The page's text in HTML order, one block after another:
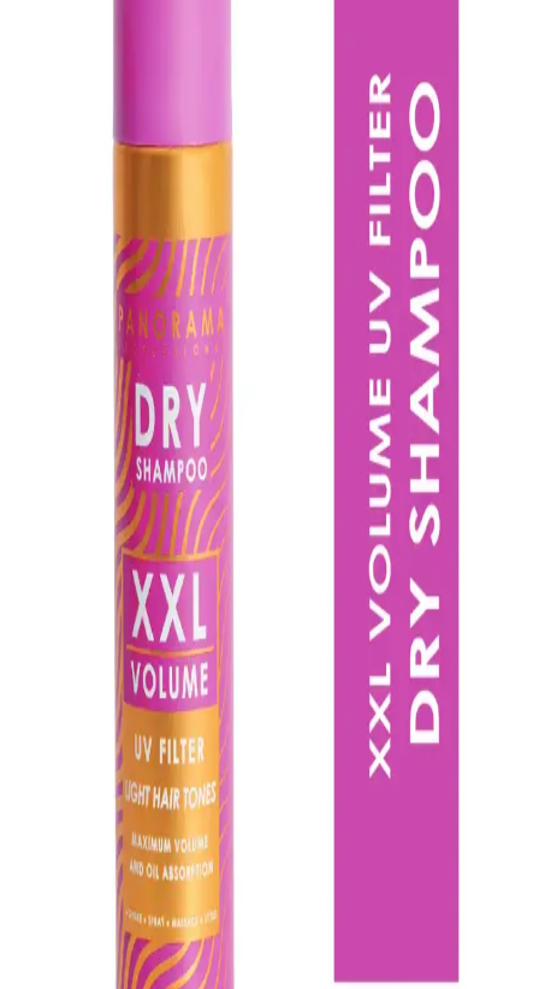
temizlik sağlar. Yoğun yaşam temposunda saçları tazelemek ve
hacim kazandırmak için ideal bir kişisel bakım ürünüdür.
Morfose Milk Therapy Kuru Şampuan: Yağ Emici
Hacim Veren Pratik Saç Bakım Ürünü
Morfose Milk Therapy Kuru Şampuan, 200 ml ambalajıyla yağı
hızlıca emer, durulama gerektirmez ve tüm saç tipleri için uygundur.
Süt proteini ve 12 amino asit saç bakımını destekler; kokusu olumlu
geri dönüşler alır ve bazı kullanıcılar dipte hafif kalıntı bırakabilir.
Batiste Kuru Şampuan Bare 200 ml: Yağlı Saçlar
İçin Hacim ve Tazelik Sağlayan Pratik Çözüm
Yağlı saçlar için özel tasarlanmış Batiste Kuru Şampuan Bare, doğal
hacim ve ferahlık sağlar. Hafif kokusu ve pratik kullanımıyla günlük
saç bakımında tercih edilen yüksek kaliteli bir ürün.
Syoss Fresh & Uplift Köpük Kuru Şampuan: Yağlı
Saçlar için Hacim ve Temizliğin Çözümü
Syoss Fresh & Uplift Köpük Kuru Şampuan, yağlı saçlar için
tasarlanmış pratik bir hacimlendirme çözümüdür; 200 ml’lik şişede
köpük formuyla kökten uca eşit dağılımı kolaylaştırır, ağırlaşmadan
temiz ve taze bir görünüm sağlar. Hacim verici etkisi sayesinde
saçlar daha dolgun hissedilir ve gün boyu ferahlık korunur. Koku ve
ferahlık hissi uzun süreli temizlik izlenimi verirken bazı kullanıcılar
dipler ve uçlar için homojen dağılım konusunda zorluk yaşadıklarını
belirtir. Kalıntı bırakmama özelliği çoğunlukla olumlu geri dönüş
alırken bazı kullanıcılar beyaz kalıntı veya hafif yapışkanlık hissi
bildirmiştir; bu durum saç tipine ve uygulama tekniğine bağlı olarak
değişkenlik gösterebilir. Köpük formunun hızlı emilimi, spreyli
formata göre kullanım süresini hızlandırır ve günlük rutinde
pratikliği artırır. Ürün tüm saç tipleri için uygun olduğu iddiasını
kullanıcı deneyimleri de destekler, ancak ince telli saçlarda ve yoğun
yağlanmada uygulama tekniğine ekstra özen gerekebilir.
Taşınabilirliği ve 200 ml’lik paketi, seyahatler için de uygun bir
kolaylık sunar. Uygulama ipuçlarıyla doğru miktar ve dağılım
sağlandığında temiz ve hafif bir sonuç elde etmek mümkün olur.
Genel olarak, Syoss Fresh & Uplift hacim ve temizliği hızlı bir
şekilde bir araya getirir, günlük kullanıma uygun pratik bir